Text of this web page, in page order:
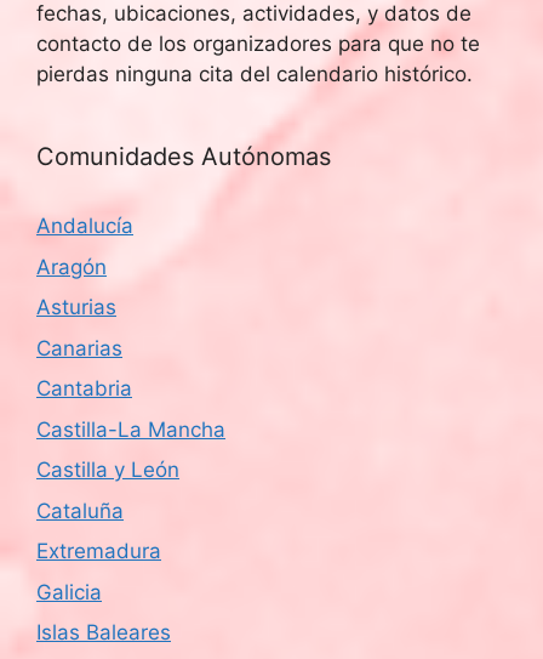
fechas, ubicaciones, actividades, y datos de
contacto de los organizadores para que no te
pierdas ninguna cita del calendario histórico.
Comunidades Autónomas
Andalucía
Aragón
Asturias
Canarias
Cantabria
Castilla-La Mancha
Castilla y León
Cataluña
Extremadura
Galicia
Islas Baleares